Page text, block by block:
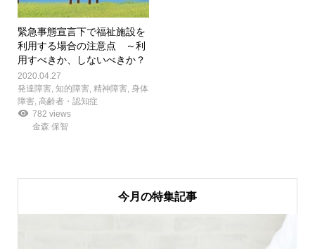
緊急事態宣言下で福祉施設を
利用する場合の注意点 ～利
用すべきか、しないべきか？
2020.04.27
発達障害, 知的障害, 精神障害, 身体
障害, 高齢者・認知症
782 views
金森 保智
今月の特集記事